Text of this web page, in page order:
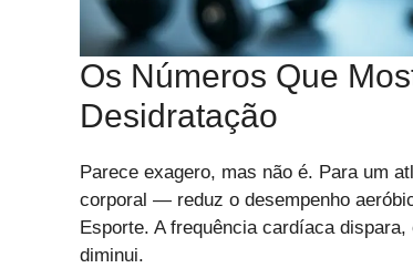
Os Números Que
Desidratação
Parece exagero, mas não é. Para um
corporal — reduz o desempenho
Esporte. A frequência cardíaca
diminui.